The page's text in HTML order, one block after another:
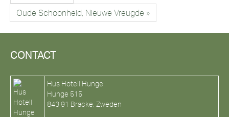
Oude Schoonheid, Nieuwe Vreugde »
CONTACT
Hus Hotell Hunge
Hunge 515
843 91 Bräcke, Zweden